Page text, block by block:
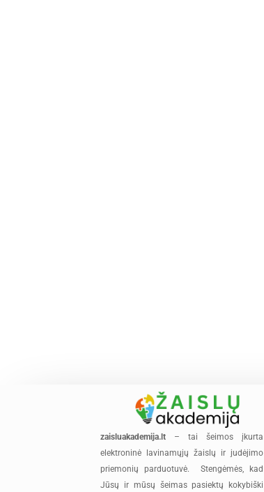
zaisluakademija.lt – tai šeimos įkurta
elektroninė lavinamųjų žaislų ir judėjimo
priemonių parduotuvė. Stengėmės, kad
Jūsų ir mūsų šeimas pasiektų kokybiški